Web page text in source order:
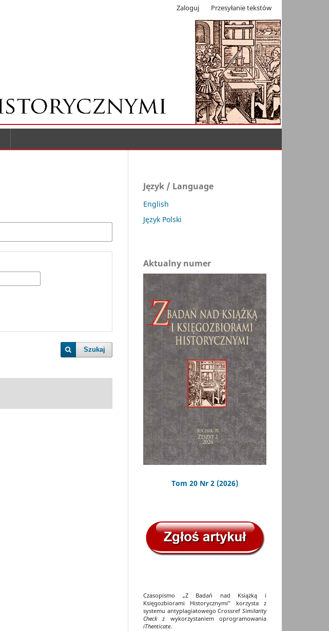
Zaloguj Przesyłanie tekstów
Szukaj
Język / Language
English
Język Polski
Aktualny numer
Tom 20 Nr 2 (2026)
Czasopismo „Z Badań nad Książką i
Księgozbiorami Historycznymi” korzysta z
systemu antyplagiatowego Crossref Similarity
Checkz wykorzystaniem oprogramowania
iThenticate.